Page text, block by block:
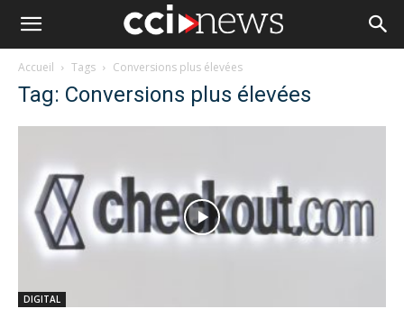
Accueil Tags Conversions plus élevées
Tag: Conversions plus élevées
DIGITAL